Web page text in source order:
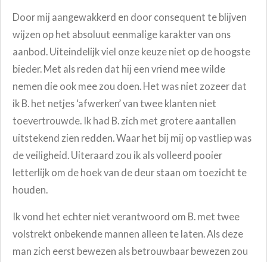
Door mij aangewakkerd en door consequent te blijven
wijzen op het absoluut eenmalige karakter van ons
aanbod. Uiteindelijk viel onze keuze niet op de hoogste
bieder. Met als reden dat hij een vriend mee wilde
nemen die ook mee zou doen. Het was niet zozeer dat
ik B. het netjes ‘afwerken’ van twee klanten niet
toevertrouwde. Ik had B. zich met grotere aantallen
uitstekend zien redden. Waar het bij mij op vastliep was
de veiligheid. Uiteraard zou ik als volleerd pooier
letterlijk om de hoek van de deur staan om toezicht te
houden.
Ik vond het echter niet verantwoord om B. met twee
volstrekt onbekende mannen alleen te laten. Als deze
man zich eerst bewezen als betrouwbaar bewezen zou